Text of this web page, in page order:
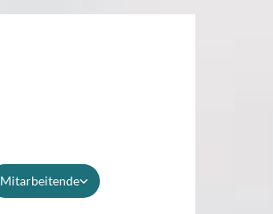
Mitarbeitende